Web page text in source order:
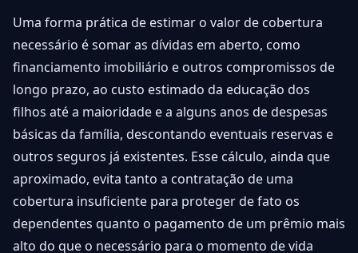
Uma forma prática de estimar o valor de cobertura
necessário é somar as dívidas em aberto, como
financiamento imobiliário e outros compromissos de
longo prazo, ao custo estimado da educação dos
filhos até a maioridade e a alguns anos de despesas
básicas da família, descontando eventuais reservas e
outros seguros já existentes. Esse cálculo, ainda que
aproximado, evita tanto a contratação de uma
cobertura insuficiente para proteger de fato os
dependentes quanto o pagamento de um prêmio mais
alto do que o necessário para o momento de vida